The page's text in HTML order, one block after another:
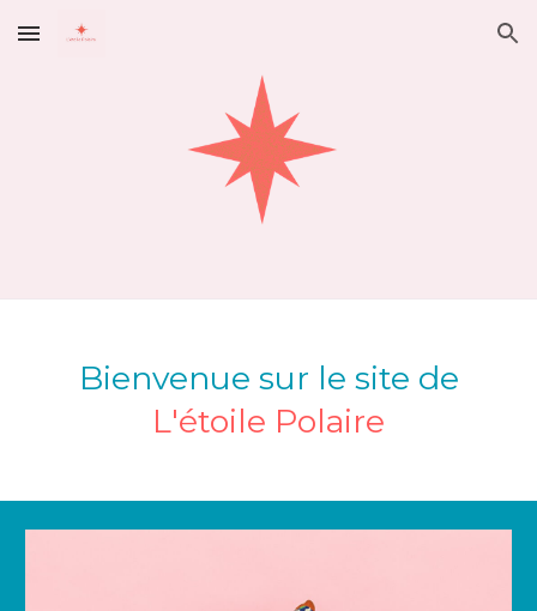
Skip to main content Skip to navigation
Bienvenue sur le site de
L'étoile Polaire